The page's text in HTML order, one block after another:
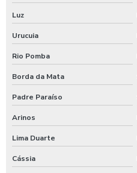
Luz
Urucuia
Rio Pomba
Borda da Mata
Padre Paraíso
Arinos
Lima Duarte
Cássia